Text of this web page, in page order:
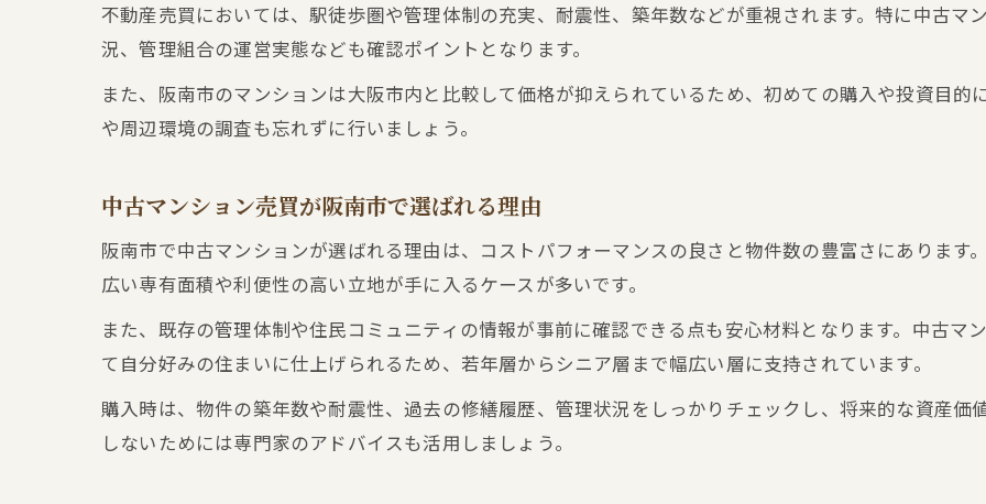
マンション相場を活かした不動産売買の戦略
ブリティッシュ・ティンバー尾崎レビューが示す資産価
中古と新築の資産価値比較と不動産売買のポイント
不動産売買においては、駅徒歩圏や管理体制の充実、耐震性、築年数などが重視されます。特に中古マ
況、管理組合の運営実態なども確認ポイントとなります。
また、阪南市のマンションは大阪市内と比較して価格が抑えられているため、初めての購入や投資目的
や周辺環境の調査も忘れずに行いましょう。
中古マンション売買が阪南市で選ばれる理由
阪南市で中古マンションが選ばれる理由は、コストパフォーマンスの良さと物件数の豊富さにあります
広い専有面積や利便性の高い立地が手に入るケースが多いです。
また、既存の管理体制や住民コミュニティの情報が事前に確認できる点も安心材料となります。中古マ
て自分好みの住まいに仕上げられるため、若年層からシニア層まで幅広い層に支持されています。
購入時は、物件の築年数や耐震性、過去の修繕履歴、管理状況をしっかりチェックし、将来的な資産価
しないためには専門家のアドバイスも活用しましょう。